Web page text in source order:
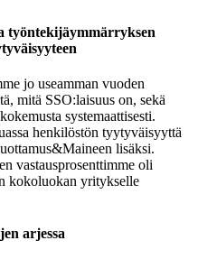
työntekijäymmärryksen
jo useamman vuoden
mitä SSO:laisuus on, sekä
systemaattisesti.
henkilöstön tyytyväisyyttä
lisäksi.
vastausprosenttimme oli
kokoluokan yritykselle
arjessa